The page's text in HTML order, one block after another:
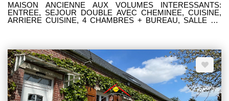
MAISON ANCIENNE AUX VOLUMES INTERESSANTS:
ENTREE, SEJOUR DOUBLE AVEC CHEMINEE, CUISINE,
ARRIERE CUISINE, 4 CHAMBRES + BUREAU, SALLE DE
CHARME.